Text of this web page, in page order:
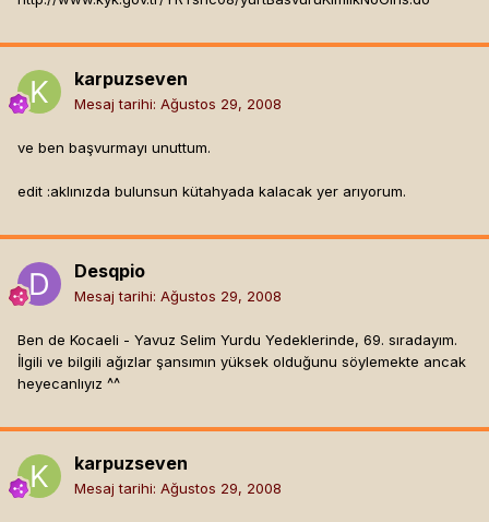
karpuzseven
Mesaj tarihi: Ağustos 29, 2008
ve ben başvurmayı unuttum.
edit :aklınızda bulunsun kütahyada kalacak yer arıyorum.
Desqpio
Mesaj tarihi: Ağustos 29, 2008
Ben de Kocaeli - Yavuz Selim Yurdu Yedeklerinde, 69. sıradayım.
İlgili ve bilgili ağızlar şansımın yüksek olduğunu söylemekte ancak
heyecanlıyız ^^
karpuzseven
Mesaj tarihi: Ağustos 29, 2008